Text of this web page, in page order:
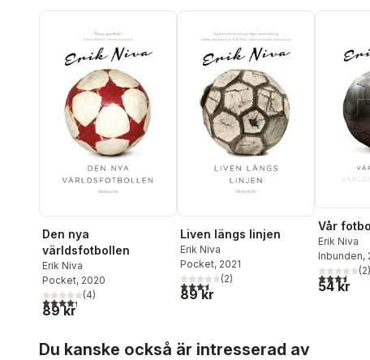
Den nya
världsfotbollen
Erik Niva
Pocket, 2020
4,3utav 5 stjärnor. Totalt antal röster:
(4)
89 kr
Liven längs linjen
Erik Niva
Pocket, 2021
3,5utav 5 stjärnor. Totalt antal röster:
(2)
89 kr
Vår
Erik Niva
Inbunden,
3,5utav 5(2)
54 kr
Du kanske också är intresserad av